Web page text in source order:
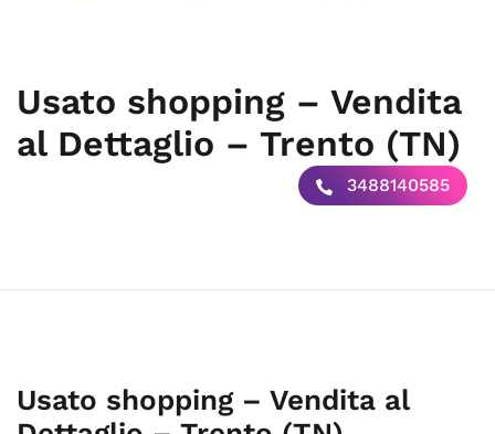
Usato shopping – Vendita
al Dettaglio – Trento (TN)
3488140585
Usato shopping – Vendita al